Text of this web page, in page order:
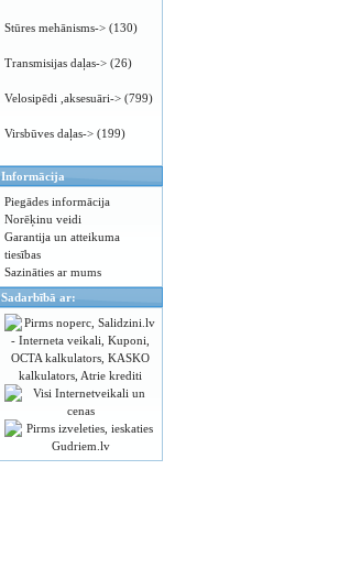
Stūres mehānisms-> (130)
Transmisijas daļas-> (26)
Velosipēdi ,aksesuāri-> (799)
Virsbūves daļas-> (199)
Informācija
Piegādes informācija
Norēķinu veidi
Garantija un atteikuma
tiesības
Sazināties ar mums
Sadarbībā ar: